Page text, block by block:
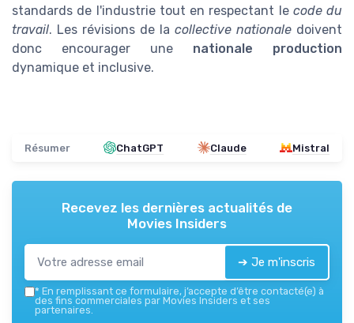
standards de l'industrie tout en respectant le code du
travail. Les révisions de la collective nationale doivent
donc encourager une nationale production
dynamique et inclusive.
Résumer ChatGPT Claude Mistral
Recevez les dernières actualités de
Movies Insiders
➔ Je m'inscris
* En remplissant ce formulaire, j’accepte d’être contacté(e) à
des fins commerciales par Movies Insiders et ses
partenaires.